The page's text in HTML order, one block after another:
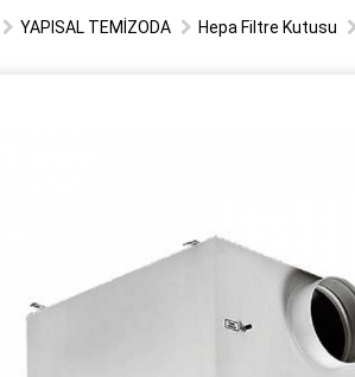
YAPISAL TEMİZODA Hepa Filtre Kutusu